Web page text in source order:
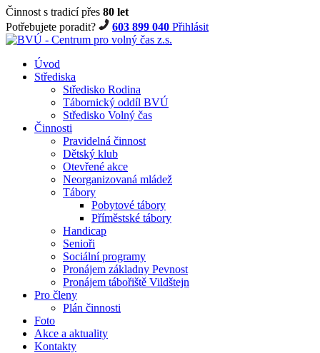
Činnost s tradicí přes 80 let
Potřebujete poradit?
603 899 040 Přihlásit
Úvod
Střediska
Středisko Rodina
Tábornický oddíl BVÚ
Středisko Volný čas
Činnosti
Pravidelná činnost
Dětský klub
Otevřené akce
Neorganizovaná mládež
Tábory
Pobytové tábory
Příměstské tábory
Handicap
Senioři
Sociální programy
Pronájem základny Pevnost
Pronájem tábořiště Vildštejn
Pro členy
Plán činnosti
Foto
Akce a aktuality
Kontakty